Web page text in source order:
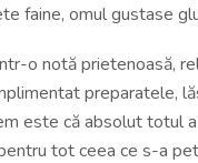
faine, omul gustase
o notă prietenoasă,
preparatele,
este că absolut totul
tot ceea ce s-a